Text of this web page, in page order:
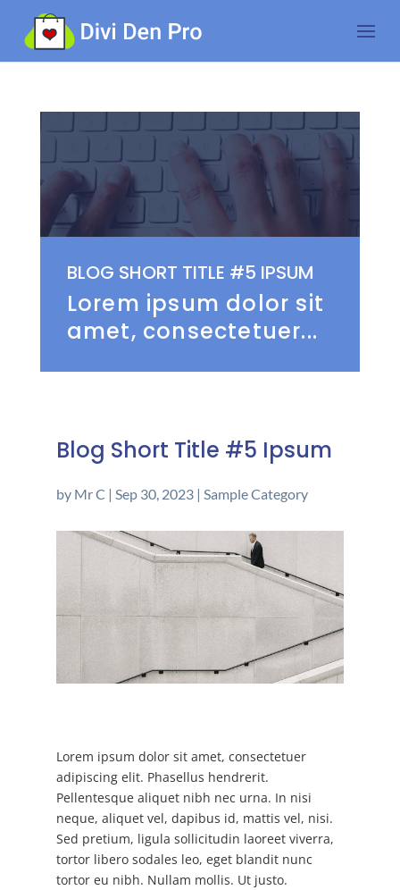
BLOG SHORT TITLE #5 IPSUM
Lorem ipsum dolor sit
amet, consectetuer...
Blog Short Title #5 Ipsum
by Mr C | Sep 30, 2023| Sample Category
Lorem ipsum dolor sit amet, consectetuer
adipiscing elit. Phasellus hendrerit.
Pellentesque aliquet nibh nec urna. In nisi
neque, aliquet vel, dapibus id, mattis vel, nisi.
Sed pretium, ligula sollicitudin laoreet viverra,
tortor libero sodales leo, eget blandit nunc
tortor eu nibh. Nullam mollis. Ut justo.